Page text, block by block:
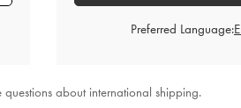
Preferred Language:
about international shipping.